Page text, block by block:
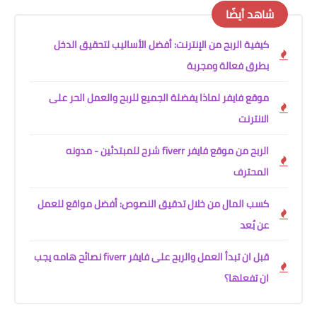
شاهد أيضًا
كيفية الربح من الإنترنت: أفضل الأساليب لتحقيق الدخل
بطرق فعالة ومجربة
موقع فايفر لماذا يفضلة الجميع للربح والعمل الحر على
الانترنت
الربح من موقع فايفر fiverr شرح للمبتدئين - مدونه
المحترف
كسب المال من خلال تدقيق النصوص: أفضل مواقع للعمل
عن بُعد
قبل ان تبدأ العمل والربح على فايفر fiverr نصائح هامه يجب
ان تفعلها؟